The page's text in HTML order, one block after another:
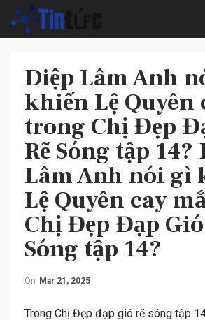
Diệp Lâm Anh
khiến Lệ Quyên
trong Chị Đẹp
Rẽ Sóng tập 14?
Lâm Anh nói gì
Lệ Quyên cay
Chị Đẹp Đạp Gió
Sóng tập 14?
On Mar 21, 2025
Trong Chị Đẹp đạp gió rẽ sóng tập